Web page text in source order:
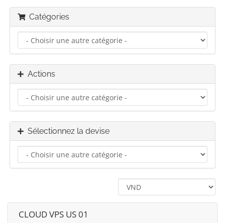
Catégories
Actions
Sélectionnez la devise
CLOUD VPS US 01